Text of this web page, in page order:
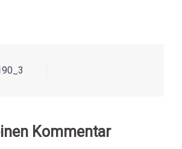
Kommentar